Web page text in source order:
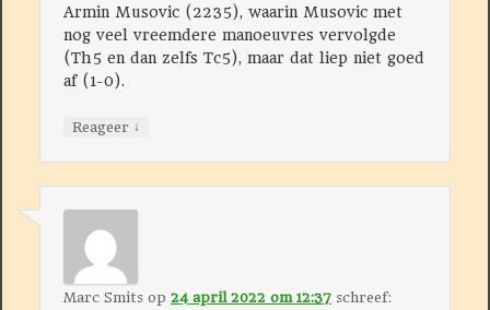
Armin Musovic (2235), waarin Musovic met
nog veel vreemdere manoeuvres vervolgde
(Th5 en dan zelfs Tc5), maar dat liep niet goed
af (1-0).
Reageer ↓
Marc Smitsop 24 april 2022 om 12:37 schreef: